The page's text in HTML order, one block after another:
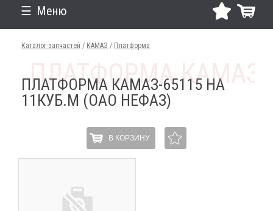
Меню
Каталог запчастей / КАМАЗ / Платформа
ПЛАТФОРМА КАМАЗ-65115 НА
11КУБ.М (ОАО НЕФАЗ)
В КОРЗИНУ